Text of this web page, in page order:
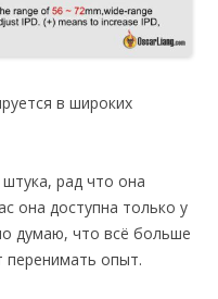
в широких
рад что она
она доступна только у
думаю, что всё больше
перенимать опыт.